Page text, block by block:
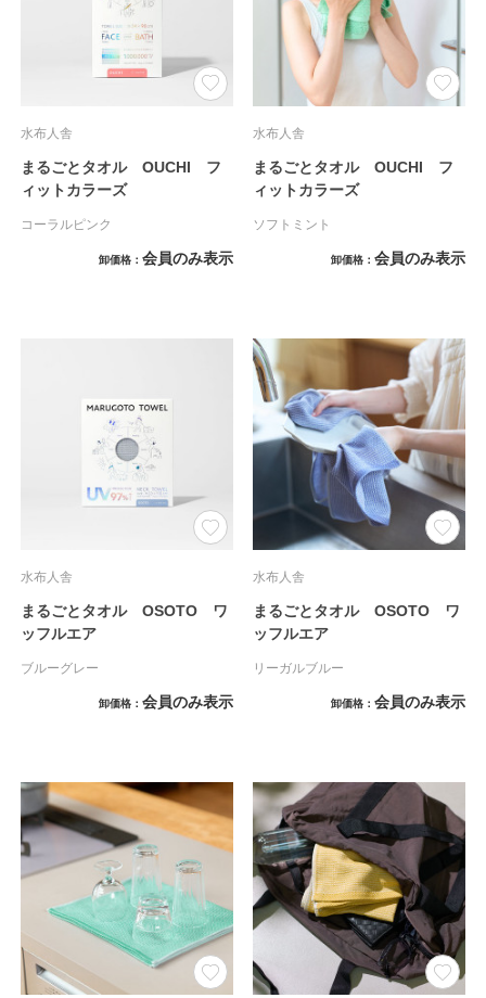
水布人舎
まるごとタオル OUCHI フ
ィットカラーズ
コーラルピンク
卸価格 会員のみ表示
水布人舎
まるごとタオル OUCHI フ
ィットカラーズ
ソフトミント
卸価格 会員のみ表示
水布人舎
まるごとタオル OSOTO ワ
ッフルエア
ブルーグレー
卸価格 会員のみ表示
水布人舎
まるごとタオル OSOTO ワ
ッフルエア
リーガルブルー
卸価格 会員のみ表示